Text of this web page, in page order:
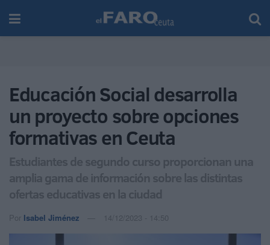
Educación Social desarrolla
un proyecto sobre opciones
formativas en Ceuta
Estudiantes de segundo curso proporcionan una
amplia gama de información sobre las distintas
ofertas educativas en la ciudad
Por Isabel Jiménez 14/12/2023 - 14:50